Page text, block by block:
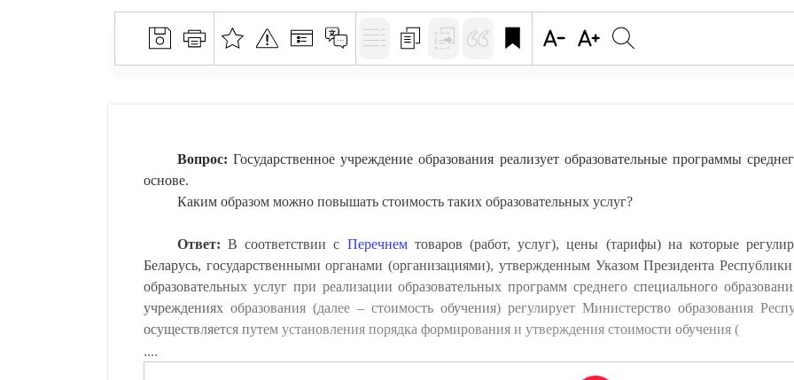
Вопрос: Государственное учреждение образования реализует образовательные программы
основе.
Каким образом можно повышать стоимость таких образовательных услуг?
Ответ: В соответствии с Перечнемтоваров (работ, услуг), цены (тарифы) на которые
Беларусь, государственными органами (организациями), утвержденным Указом Президента
образовательных услуг при реализации образовательных программ среднего специального
учреждениях образования (далее – стоимость обучения) регулирует Министерство образования
осуществляется путем установления порядка формирования и утверждения стоимости обучения (
....